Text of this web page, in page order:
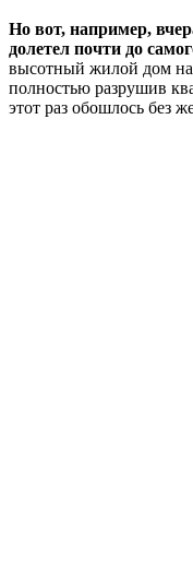
Но вот, например,
долетел почти до
высотный жилой дом
полностью разрушив
этот раз обошлось без